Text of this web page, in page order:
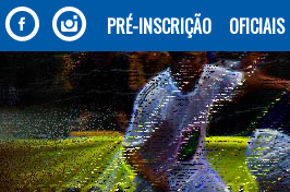
PRÉ-INSCRIÇÃO